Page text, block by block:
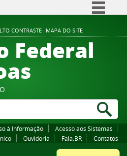
CONTRASTE MAPA DO SITE
Comunica BR
Participe
Canais
Federal
à Informação
Acesso aos Sistemas
Ouvidoria Fala.BR Contatos